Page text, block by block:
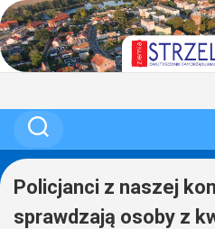
Skip
to
content
Policjanci z naszej
sprawdzają osoby z